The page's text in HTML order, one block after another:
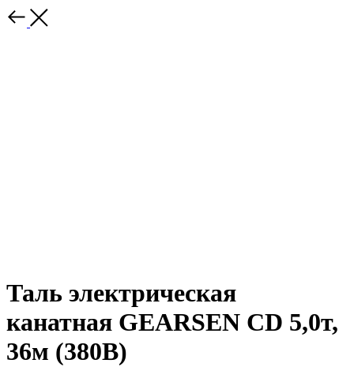
Таль электрическая
канатная GEARSEN CD 5,0т,
36м (380В)